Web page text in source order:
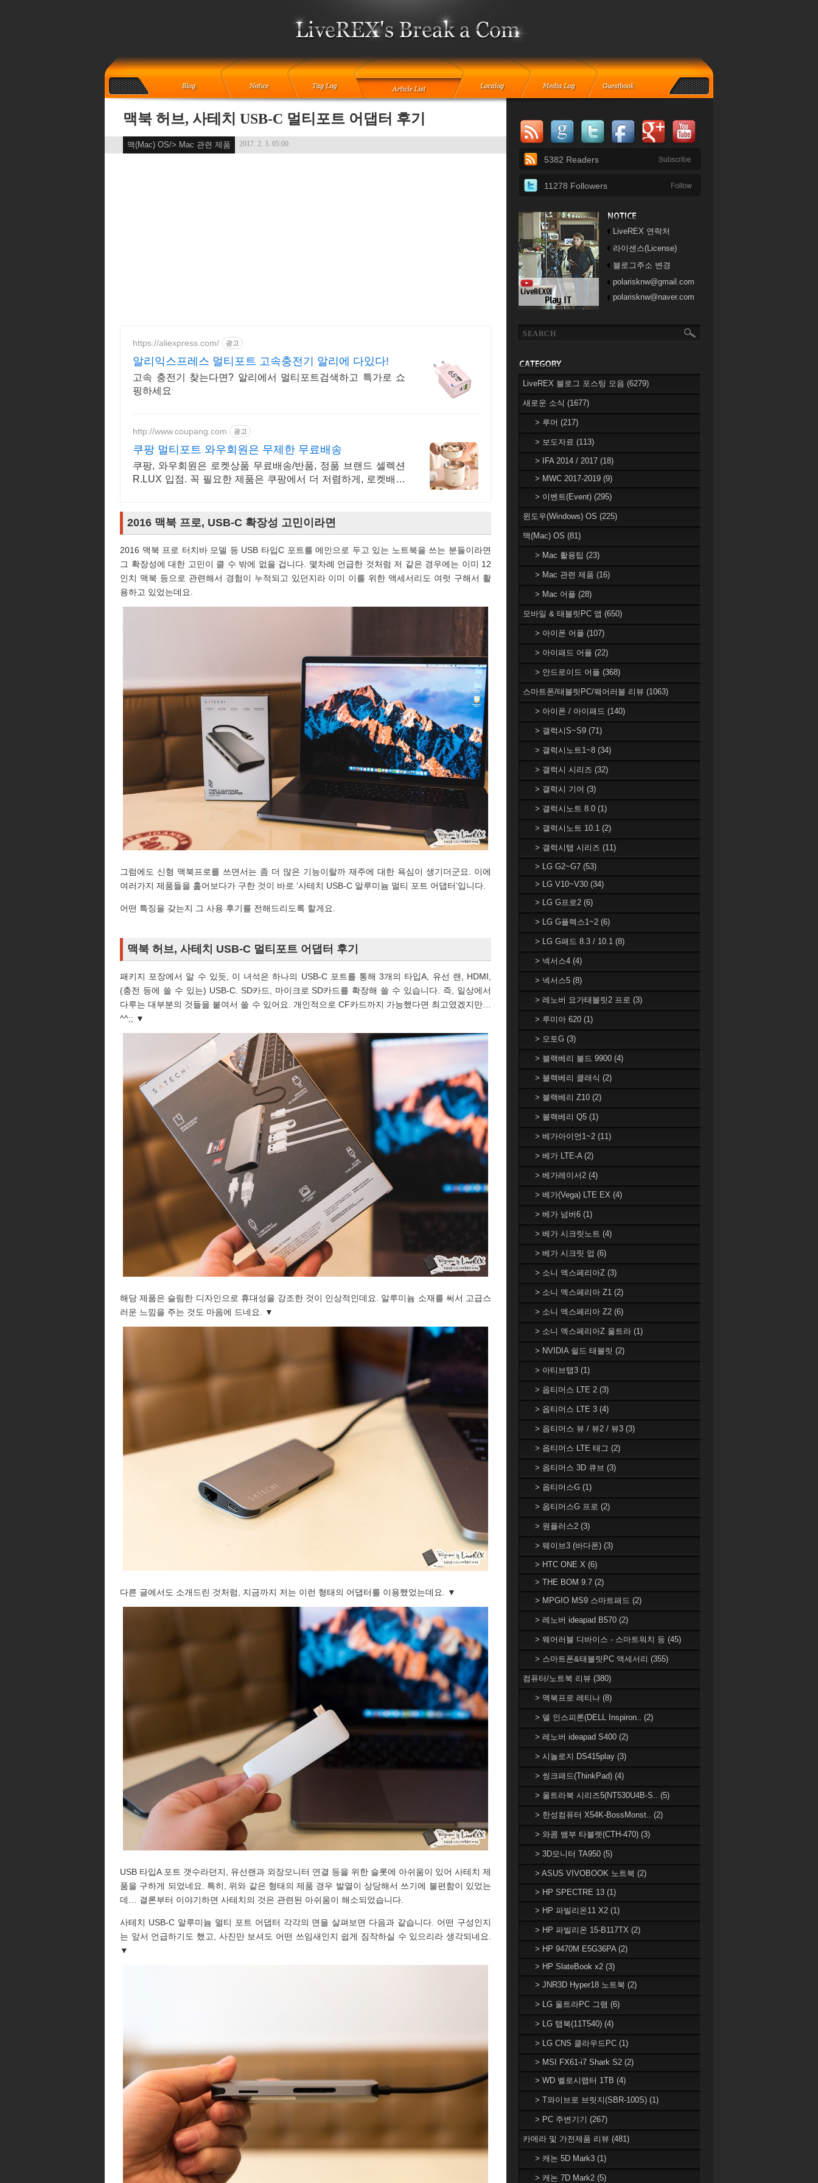
맥북 허브, 사테치 USB-C 멀티포트 어댑터 후기
맥(Mac) OS/> Mac 관련 제품 2017. 2. 3. 05:00
https://aliexpress.com/ 광고
알리익스프레스 멀티포트 고속충전기 알리에 다있다!
고속 충전기 찾는다면? 알리에서 멀티포트검색하고 특가로 쇼
핑하세요
http://www.coupang.com 광고
쿠팡 멀티포트 와우회원은 무제한 무료배송
쿠팡, 와우회원은 로켓상품 무료배송/반품, 정품 브랜드 셀렉션
R.LUX 입점. 꼭 필요한 제품은 쿠팡에서 더 저렴하게, 로켓배송
2016 맥북 프로, USB-C 확장성 고민이라면
2016 맥북 프로 터치바 모델 등 USB 타입C 포트를 메인으로 두고 있는 노트북을 쓰는 분들이라면
그 확장성에 대한 고민이 클 수 밖에 없을 겁니다. 몇차례 언급한 것처럼 저 같은 경우에는 이미 12
인치 맥북 등으로 관련해서 경험이 누적되고 있던지라 이미 이를 위한 액세서리도 여럿 구해서 활
용하고 있었는데요.
그럼에도 신형 맥북프로를 쓰면서는 좀 더 많은 기능이랄까 재주에 대한 욕심이 생기더군요. 이에
여러가지 제품들을 훑어보다가 구한 것이 바로 ‘사테치 USB-C 알루미늄 멀티 포트 어댑터’입니다.
어떤 특징을 갖는지 그 사용 후기를 전해드리도록 할게요.
맥북 허브, 사테치 USB-C 멀티포트 어댑터 후기
패키지 포장에서 알 수 있듯, 이 녀석은 하나의 USB-C 포트를 통해 3개의 타입A, 유선 랜, HDMI,
(충전 등에 쓸 수 있는) USB-C. SD카드, 마이크로 SD카드를 확장해 쓸 수 있습니다. 즉, 일상에서
다루는 대부분의 것들을 붙여서 쓸 수 있어요. 개인적으로 CF카드까지 가능했다면 최고였겠지만…
^^;; ▼
해당 제품은 슬림한 디자인으로 휴대성을 강조한 것이 인상적인데요. 알루미늄 소재를 써서 고급스
러운 느낌을 주는 것도 마음에 드네요. ▼
다른 글에서도 소개드린 것처럼, 지금까지 저는 이런 형태의 어댑터를 이용했었는데요. ▼
USB 타입A 포트 갯수라던지, 유선랜과 외장모니터 연결 등을 위한 슬롯에 아쉬움이 있어 사테치 제
품을 구하게 되었네요. 특히, 위와 같은 형태의 제품 경우 발열이 상당해서 쓰기에 불편함이 있었는
데… 결론부터 이야기하면 사테치의 것은 관련된 아쉬움이 해소되었습니다.
사테치 USB-C 알루미늄 멀티 포트 어댑터 각각의 면을 살펴보면 다음과 같습니다. 어떤 구성인지
는 앞서 언급하기도 했고, 사진만 보셔도 어떤 쓰임새인지 쉽게 짐작하실 수 있으리라 생각되네요.
▼
5382 Readers
11278 Followers
LiveREX 연락처
라이센스(License)
블로그주소 변경
polarisknw@gmail.com
polarisknw@naver.com
LiveREX 블로그 포스팅 모음 (6279)
새로운 소식 (1677)
> 루머 (217)
> 보도자료 (113)
> IFA 2014 / 2017 (18)
> MWC 2017-2019 (9)
> 이벤트(Event) (295)
윈도우(Windows) OS (225)
맥(Mac) OS (81)
> Mac 활용팁 (23)
> Mac 관련 제품 (16)
> Mac 어플 (28)
모바일 & 태블릿PC 앱 (650)
> 아이폰 어플 (107)
> 아이패드 어플 (22)
> 안드로이드 어플 (368)
스마트폰/태블릿PC/웨어러블 리뷰 (1063)
> 아이폰 / 아이패드 (140)
> 갤럭시S~S9 (71)
> 갤럭시노트1~8 (34)
> 갤럭시 시리즈 (32)
> 갤럭시 기어 (3)
> 갤럭시노트 8.0 (1)
> 갤럭시노트 10.1 (2)
> 갤럭시탭 시리즈 (11)
> LG G2~G7 (53)
> LG V10~V30 (34)
> LG G프로2 (6)
> LG G플렉스1~2 (6)
> LG G패드 8.3 / 10.1 (8)
> 넥서스4 (4)
> 넥서스5 (8)
> 레노버 요가태블릿2 프로 (3)
> 루미아 620 (1)
> 모토G (3)
> 블랙베리 볼드 9900 (4)
> 블랙베리 클래식 (2)
> 블랙베리 Z10 (2)
> 블랙베리 Q5 (1)
> 베가아이언1~2 (11)
> 베가 LTE-A (2)
> 베가레이서2 (4)
> 베가(Vega) LTE EX (4)
> 베가 넘버6 (1)
> 베가 시크릿노트 (4)
> 베가 시크릿 업 (6)
> 소니 엑스페리아Z (3)
> 소니 엑스페리아 Z1 (2)
> 소니 엑스페리아 Z2 (6)
> 소니 엑스페리아Z 울트라 (1)
> NVIDIA 쉴드 태블릿 (2)
> 아티브탭3 (1)
> 옵티머스 LTE 2 (3)
> 옵티머스 LTE 3 (4)
> 옵티머스 뷰 / 뷰2 / 뷰3 (3)
> 옵티머스 LTE 태그 (2)
> 옵티머스 3D 큐브 (3)
> 옵티머스G (1)
> 옵티머스G 프로 (2)
> 원플러스2 (3)
> 웨이브3 (바다폰) (3)
> HTC ONE X (6)
> THE BOM 9.7 (2)
> MPGIO MS9 스마트패드 (2)
> 레노버 ideapad B570 (2)
> 웨어러블 디바이스 - 스마트워치 등 (45)
> 스마트폰&태블릿PC 액세서리 (355)
컴퓨터/노트북 리뷰 (380)
> 맥북프로 레티나 (8)
> 델 인스피론(DELL Inspiron.. (2)
> 레노버 ideapad S400 (2)
> 시놀로지 DS415play (3)
> 씽크패드(ThinkPad) (4)
> 울트라북 시리즈5(NT530U4B-S.. (5)
> 한성컴퓨터 X54K-BossMonst.. (2)
> 와콤 뱀부 타블렛(CTH-470) (3)
> 3D모니터 TA950 (5)
> ASUS VIVOBOOK 노트북 (2)
> HP SPECTRE 13 (1)
> HP 파빌리온11 X2 (1)
> HP 파빌리온 15-B117TX (2)
> HP 9470M E5G36PA (2)
> HP SlateBook x2 (3)
> JNR3D Hyper18 노트북 (2)
> LG 울트라PC 그램 (6)
> LG 탭북(11T540) (4)
> LG CNS 클라우드PC (1)
> MSI FX61-i7 Shark S2 (2)
> WD 벨로시랩터 1TB (4)
> T와이브로 브릿지(SBR-100S) (1)
> PC 주변기기 (267)
카메라 및 가전제품 리뷰 (481)
> 캐논 5D Mark3 (1)
> 캐논 7D Mark2 (5)